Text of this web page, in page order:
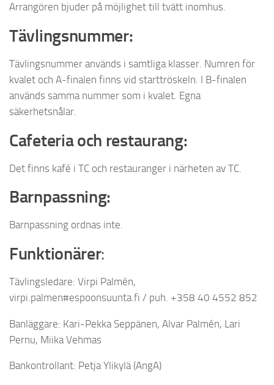
Arrangören bjuder på möjlighet till tvätt inomhus.
Tävlingsnummer:
Tävlingsnummer används i samtliga klasser. Numren för
kvalet och A-finalen finns vid starttröskeln. I B-finalen
används samma nummer som i kvalet. Egna
säkerhetsnålar.
Cafeteria och restaurang:
Det finns kafé i TC och restauranger i närheten av TC.
Barnpassning:
Barnpassning ordnas inte.
Funktionärer:
Tävlingsledare: Virpi Palmén,
virpi.palmen#espoonsuunta.fi / puh. +358 40 4552 852
Banläggare: Kari-Pekka Seppänen, Alvar Palmén, Lari
Pernu, Miika Vehmas
Bankontrollant: Petja Ylikylä (AngA)